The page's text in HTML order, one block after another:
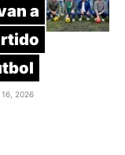
a
16, 2026